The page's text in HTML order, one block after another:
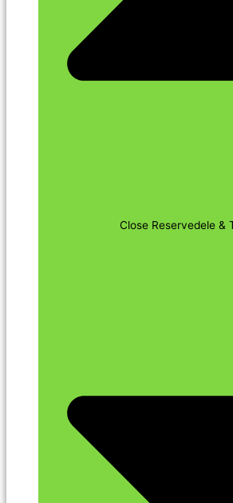
Close Reservedele &